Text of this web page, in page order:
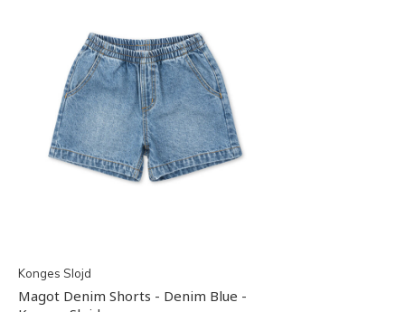
Konges Slojd
Magot Denim Shorts - Denim Blue -